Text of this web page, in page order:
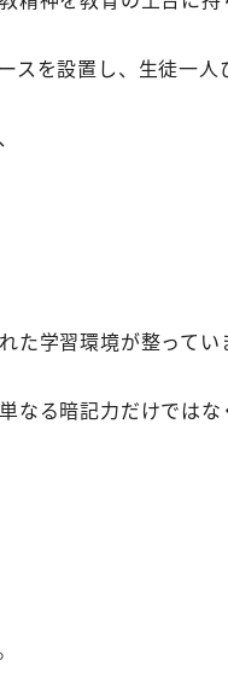
スを設置し、生徒一人
た学習環境が整ってい
なる暗記力だけではな